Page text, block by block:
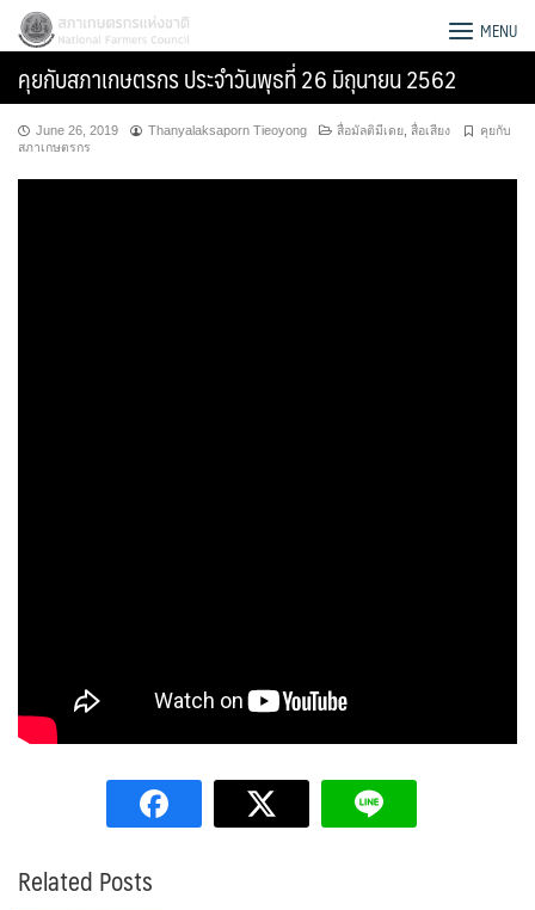
Skip
content
สภาเกษตรกรแห่งชาติ MENU
คุยกับสภาเกษตรกร ประจำวันพุธที่ 26 มิถุนายน 2562
June 26, 2019 Thanyalaksaporn Tieoyong สื่อมัลติมีเดย สื่อเสียง
คุยกับ
สภาเกษตรกร
Related Posts